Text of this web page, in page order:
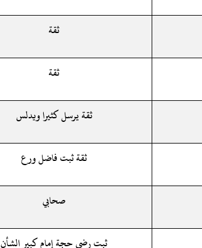
ثقة
ثقة
ثقة يرسل كثيرا ويدلس
ثقة ثبت فاضل ورع
صحابي
ثبت رضي حجة إمام كبير الشأن